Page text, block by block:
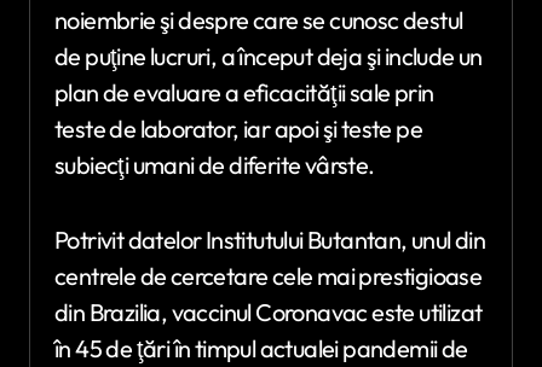
noiembrie şi despre care se cunosc destul
de puţine lucruri, a început deja şi include un
plan de evaluare a eficacităţii sale prin
teste de laborator, iar apoi şi teste pe
subiecţi umani de diferite vârste.
Potrivit datelor Institutului Butantan, unul din
centrele de cercetare cele mai prestigioase
din Brazilia, vaccinul Coronavac este utilizat
în 45 de ţări în timpul actualei pandemii de